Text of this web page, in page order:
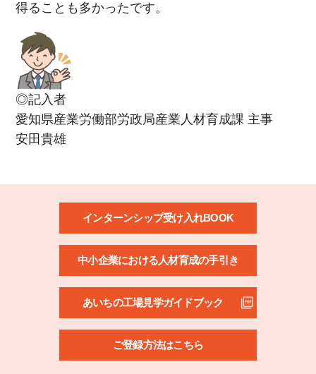
得ることも多かったです。
◎記入者
愛知県産業労働部労政局産業人材育成課 主事
安田貴雄
インターンシップ受け入れBOOK
中小企業における人材育成の手引き
あいちの工場見学ガイドブック
ご登録方法はこちら